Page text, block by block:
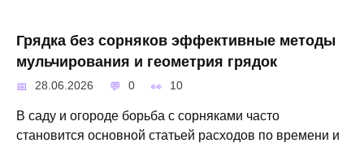
Грядка без сорняков эффективные методы
мульчирования и геометрия грядок
28.06.2026 0 10
В саду и огороде борьба с сорняками часто
становится основной статьей расходов по времени и